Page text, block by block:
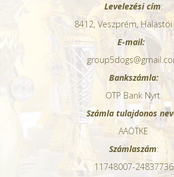
Levelezési cím:
8412, Veszprém, Halastói
E-mail:
Bankszámla:
OTP Bank Nyrt.
Számla tulajdonos
AAÖTKE
Számlaszám:
11748007-24837736